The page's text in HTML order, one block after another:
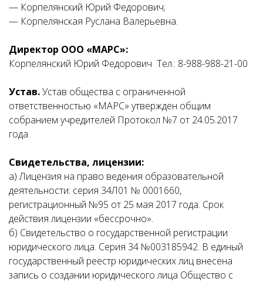
— Корпелянский Юрий Федорович;
— Корпелянская Руслана Валерьевна.
Директор ООО «МАРС»:
Корпелянский Юрий Федорович Тел.: 8-988-988-21-00
Устав.Устав общества с ограниченной
ответственностью «МАРС» утвержден общим
собранием учредителей Протокол №7 от 24.05.2017
года.
Свидетельства, лицензии:
а) Лицензия на право ведения образовательной
деятельности: серия 34Л01 № 0001660,
регистрационный №95 от 25 мая 2017 года. Срок
действия лицензии «бессрочно».
б) Свидетельство о государственной регистрации
юридического лица. Серия 34 №003185942. В единый
государственный реестр юридических лиц внесена
запись о создании юридического лица Общество с